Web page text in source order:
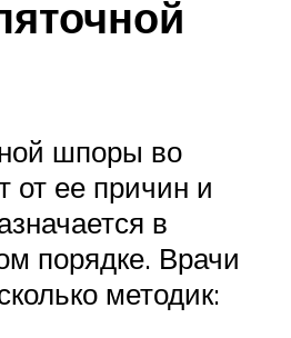
шпоры во
от ее причин и
в
порядке. Врачи
методик: